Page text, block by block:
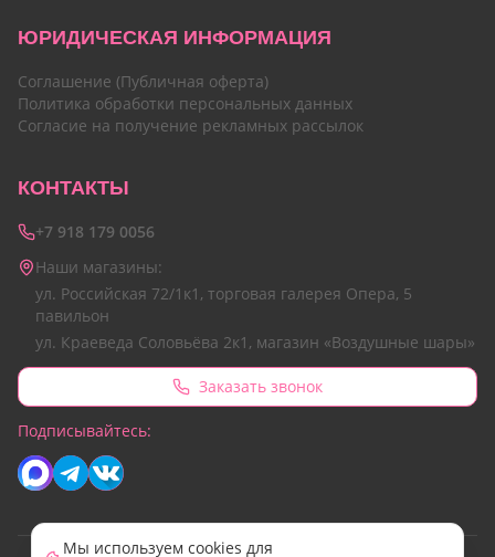
ЮРИДИЧЕСКАЯ ИНФОРМАЦИЯ
Соглашение (Публичная оферта)
Политика обработки персональных данных
Согласие на получение рекламных рассылок
КОНТАКТЫ
+7 918 179 0056
Наши магазины:
ул. Российская 72/1к1, торговая галерея Опера, 5
павильон
ул. Краеведа Соловьёва 2к1, магазин «Воздушные шары»
Заказать звонок
Подписывайтесь:
Мы используем cookies для